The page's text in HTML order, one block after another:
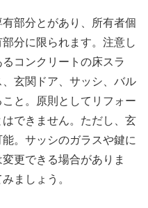
部分とがあり、所有者個
分に限られます。注意し
コンクリートの床スラ
玄関ドア、サッシ、バル
と。原則としてリフォー
できません。ただし、玄
。サッシのガラスや鍵に
更できる場合がありま
ましょう。